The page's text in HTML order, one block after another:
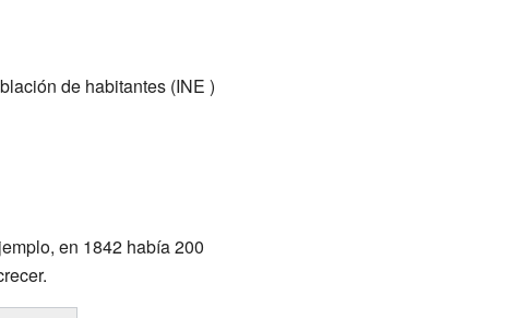
de habitantes(INE )
en 1842 había 200